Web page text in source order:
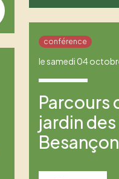
conférence
le samedi 04
Parcours
jardin
Besançon